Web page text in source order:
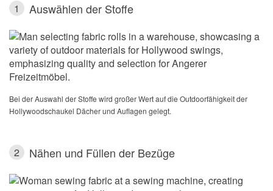
1 Auswählen der Stoffe
Bei der Auswahl der Stoffe wird großer Wert auf die Outdoorfähigkeit der
Hollywoodschaukel Dächer und Auflagen gelegt.
2 Nähen und Füllen der Bezüge